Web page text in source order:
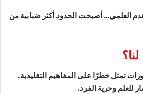
العلمي… أصبحت الحدود أكثر ضبابية من
تمثل خطرًا على المفاهيم التقليدية.
للعلم وحرية الفرد.